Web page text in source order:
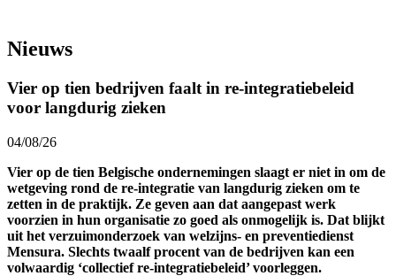
Nieuws
Vier op tien bedrijven faalt in re-integratiebeleid
voor langdurig zieken
04/08/26
Vier op de tien Belgische ondernemingen slaagt er niet in om de
wetgeving rond de re-integratie van langdurig zieken om te
zetten in de praktijk. Ze geven aan dat aangepast werk
voorzien in hun organisatie zo goed als onmogelijk is. Dat blijkt
uit het verzuimonderzoek van welzijns- en preventiedienst
Mensura. Slechts twaalf procent van de bedrijven kan een
volwaardig ‘collectief re-integratiebeleid’ voorleggen.